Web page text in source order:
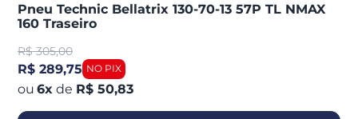
Pneu Technic Bellatrix 130-70-13 57P TL NMAX
160 Traseiro
R$ 305,00
R$ 289,75
6x de R$ 50,83